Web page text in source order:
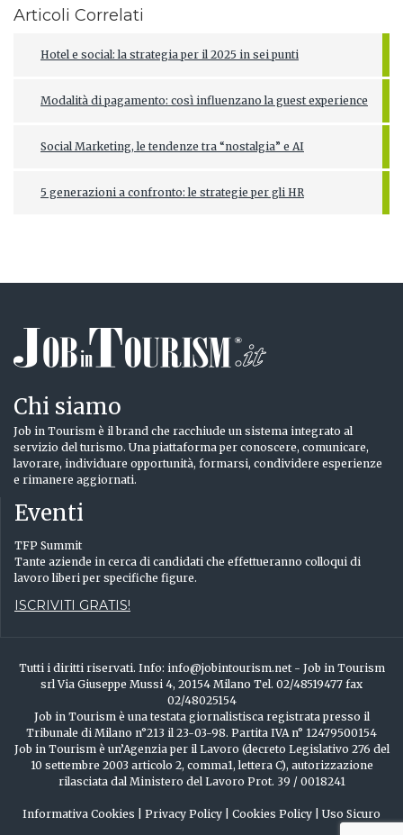
Articoli Correlati
Hotel e social: la strategia per il 2025 in sei punti
Modalità di pagamento: così influenzano la guest experience
Social Marketing, le tendenze tra “nostalgia” e AI
5 generazioni a confronto: le strategie per gli HR
Chi siamo
Job in Tourism è il brand che racchiude un sistema integrato al
servizio del turismo. Una piattaforma per conoscere, comunicare,
lavorare, individuare opportunità, formarsi, condividere esperienze
e rimanere aggiornati.
Eventi
TFP Summit
Tante aziende in cerca di candidati che effettueranno colloqui di
lavoro liberi per specifiche figure.
ISCRIVITI GRATIS!
Tutti i diritti riservati. Info: info@jobintourism.net - Job in Tourism
srl Via Giuseppe Mussi 4, 20154 Milano Tel. 02/48519477 fax
02/48025154
Job in Tourism è una testata giornalistisca registrata presso il
Tribunale di Milano n°213 il 23-03-98. Partita IVA n° 12479500154
Job in Tourism è un’Agenzia per il Lavoro (decreto Legislativo 276 del
10 settembre 2003 articolo 2, comma1, lettera C), autorizzazione
rilasciata dal Ministero del Lavoro Prot. 39 / 0018241
Informativa Cookies Privacy Policy Cookies Policy Uso Sicuro